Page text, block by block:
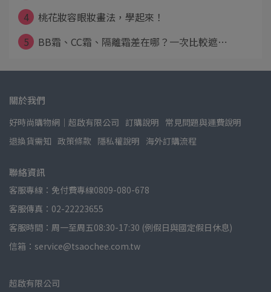
4
桃花妝容眼妝畫法，學起來！
5
BB霜、CC霜、隔離霜差在哪？一次比較遮⋯
關於我們
好時尚購物網│超啟有限公司 訂購說明 常見問題與運費說明
退換貨需知 政策條款 隱私權說明 海外訂購流程
聯絡資訊
客服專線：免付費專線0809-080-678
客服傳真：02-22223655
客服時間：周一至周五08:30-17:30 (例假日與國定假日休息)
信箱：service@tsaochee.com.tw
超啟有限公司